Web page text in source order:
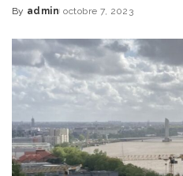
Posted
By admin octobre 7, 2023